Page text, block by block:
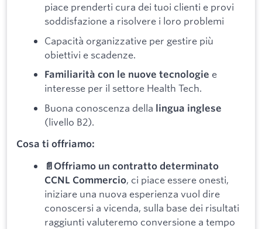
piace prenderti cura dei tuoi clienti e provi
soddisfazione a risolvere i loro problemi
Capacità organizzative per gestire più
obiettivi e scadenze.
Familiarità con le nuove tecnologie e
interesse per il settore Health Tech.
Buona conoscenza della lingua inglese
(livello B2).
Cosa ti offriamo:
📄Offriamo un contratto determinato
CCNL Commercio, ci piace essere onesti,
iniziare una nuova esperienza vuol dire
conoscersi a vicenda, sulla base dei risultati
raggiunti valuteremo conversione a tempo